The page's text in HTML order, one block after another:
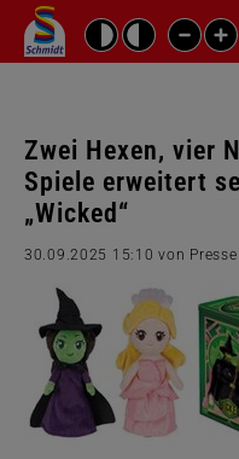
Zwei Hexen, vier
Spiele erweitert
„Wicked“
30.09.2025 15:10 von Presse